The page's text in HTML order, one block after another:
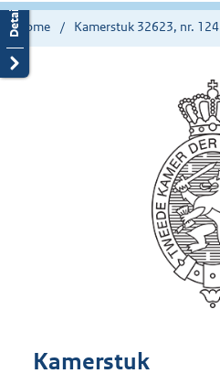
Home Kamerstuk 32623, nr. 124
Kamerstuk